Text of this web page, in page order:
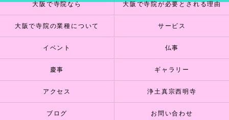
大阪で寺院なら 大阪で寺院が必要とされる理由
大阪で寺院の業種について サービス
イベント 仏事
慶事 ギャラリー
アクセス 浄土真宗西明寺
ブログ お問い合わせ